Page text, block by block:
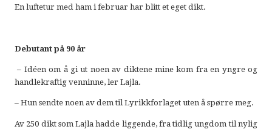
En luftetur med ham i februar har blitt et eget dikt.
Debutant på 90 år
– Idéen om å gi ut noen av diktene mine kom fra en yngre og
handlekraftig venninne, ler Lajla.
­– Hun sendte noen av dem til Lyrikkforlaget uten å spørre meg.
Av 250 dikt som Lajla hadde liggende, fra tidlig ungdom til nylig